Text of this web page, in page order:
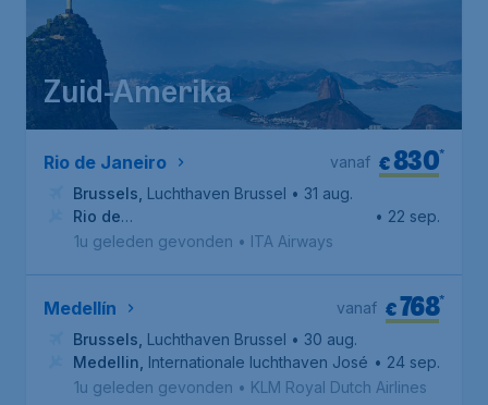
Zuid-Amerika
Rio de Janeiro €830*
vanaf
Brussels Luchthaven Brussel • 31 aug.
Rio de
Janeiro, Internationale Luchthaven Antônio Carlos Jobim
• 22 sep.
1u geleden gevonden • ITA Airways
Medellín €768*
vanaf
Brussels Luchthaven Brussel • 30 aug.
Medellin Internationale luchthaven José María Córdova
• 24 sep.
1u geleden gevonden • KLM Royal Dutch Airlines